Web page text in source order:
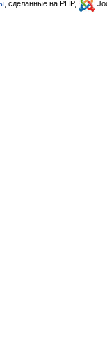
, сделанные на PHP,